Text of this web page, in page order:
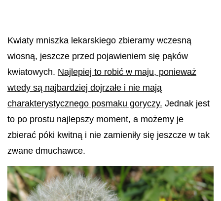
Kwiaty mniszka lekarskiego zbieramy wczesną
wiosną, jeszcze przed pojawieniem się pąków
kwiatowych. Najlepiej to robić w maju, ponieważ
wtedy są najbardziej dojrzałe i nie mają
charakterystycznego posmaku goryczy. Jednak jest
to po prostu najlepszy moment, a możemy je
zbierać póki kwitną i nie zamieniły się jeszcze w tak
zwane dmuchawce.